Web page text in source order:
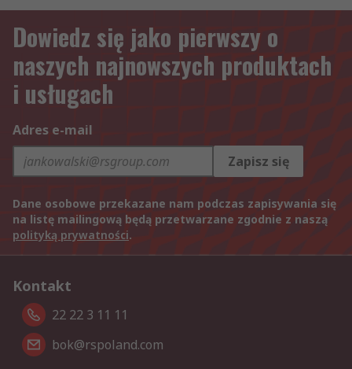
Dowiedz się jako pierwszy o
naszych najnowszych produktach
i usługach
Adres e-mail
Zapisz się
Dane osobowe przekazane nam podczas zapisywania się
na listę mailingową będą przetwarzane zgodnie z naszą
polityką prywatności.
Kontakt
22 22 3 11 11
bok@rspoland.com